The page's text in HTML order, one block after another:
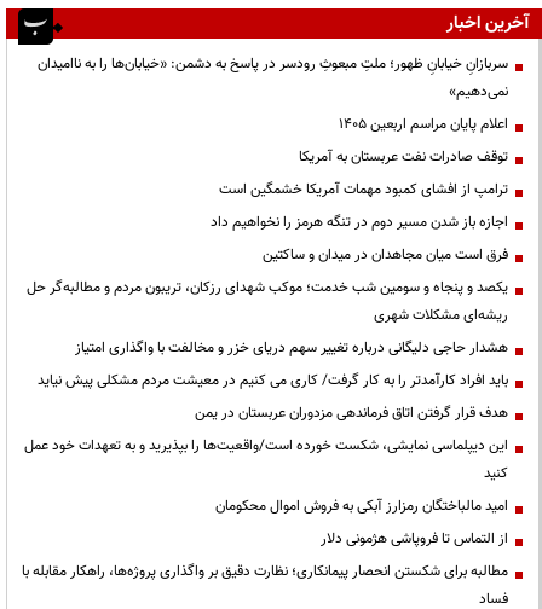
آخرین اخبار
سربازانِ خیابانِ ظهور؛ ملتِ مبعوثِ رودسر در پاسخ به دشمن: «خیابان‌ها را به ناامیدان
نمی‌دهیم»
اعلام پایان مراسم اربعین ۱۴۰۵
توقف صادرات نفت عربستان به آمریکا
ترامپ از افشای کمبود مهمات آمریکا خشمگین است
اجازه باز شدن مسیر دوم در تنگه هرمز را نخواهیم داد
فرق است میان مجاهدان در میدان و ساکتین
یکصد و پنجاه و سومین شب خدمت؛ موکب شهدای رزکان، تریبون مردم و مطالبه‌گر حل
ریشه‌ای مشکلات شهری
هشدار حاجی دلیگانی درباره تغییر سهم دریای خزر و مخالفت با واگذاری امتیاز
باید افراد کارآمدتر را به کار گرفت/ کاری می کنیم در معیشت مردم مشکلی پیش نیاید
هدف قرار گرفتن اتاق‌ فرماندهی مزدوران عربستان در یمن
این دیپلماسی نمایشی، شکست خورده است/واقعیت‌ها را بپذیرید و به تعهدات خود عمل
کنید
امید مالباختگان رمزارز آبکی به فروش اموال محکومان
از التماس تا فروپاشی هژمونی دلار
مطالبه برای شکستن انحصار پیمانکاری؛ نظارت دقیق بر واگذاری پروژه‌ها، راهکار مقابله با
فساد